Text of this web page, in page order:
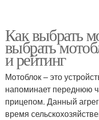
Как выбрать
выбрать
и рейтинг
Мотоблок – это
напоминает переднюю
прицепом. Данный
время